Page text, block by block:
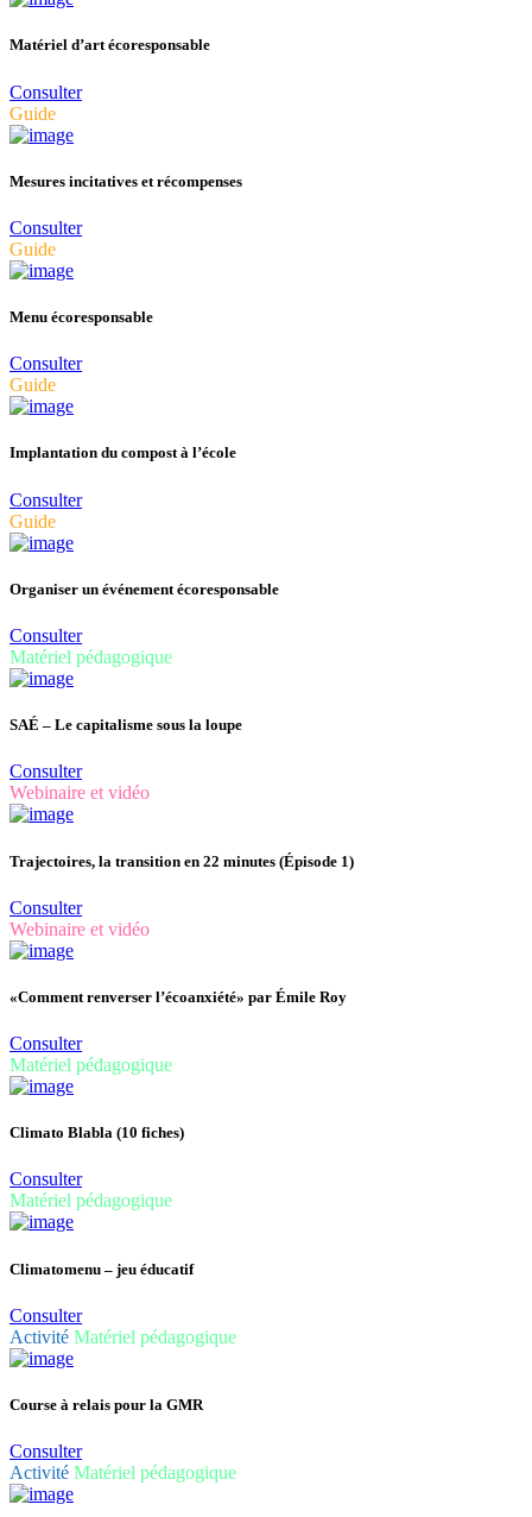
Matériel d’art écoresponsable
Consulter
Guide
Mesures incitatives et récompenses
Consulter
Guide
Menu écoresponsable
Consulter
Guide
Implantation du compost à l’école
Consulter
Guide
Organiser un événement écoresponsable
Consulter
Matériel pédagogique
SAÉ – Le capitalisme sous la loupe
Consulter
Webinaire et vidéo
Trajectoires, la transition en 22 minutes (Épisode 1)
Consulter
Webinaire et vidéo
«Comment renverser l’écoanxiété» par Émile Roy
Consulter
Matériel pédagogique
Climato Blabla (10 fiches)
Consulter
Matériel pédagogique
Climatomenu – jeu éducatif
Consulter
Activité Matériel pédagogique
Course à relais pour la GMR
Consulter
Activité Matériel pédagogique